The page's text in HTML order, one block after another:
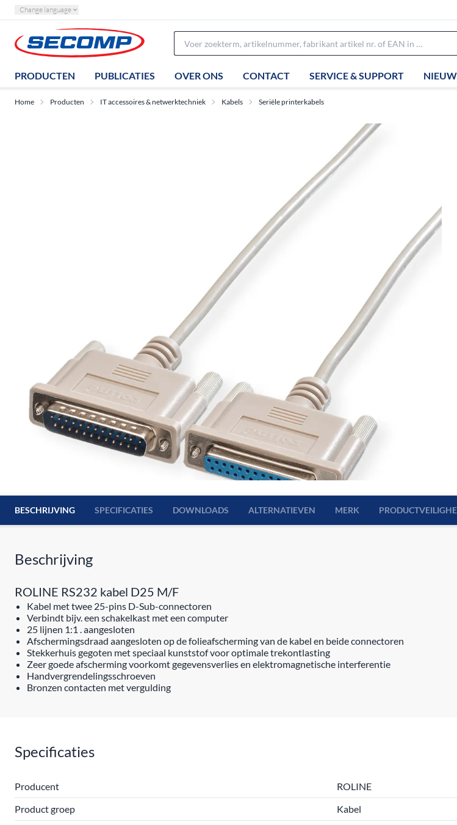
Change language
PRODUCTEN PUBLICATIES OVER ONS CONTACT SERVICE & SUPPORT
Home Producten IT accessoires & netwerktechniek Kabels Seriële printerkabels
BESCHRIJVING SPECIFICATIES DOWNLOADS ALTERNATIEVEN MERK
Beschrijving
ROLINE RS232 kabel D25 M/F
Kabel met twee 25-pins D-Sub-connectoren
Verbindt bijv. een schakelkast met een computer
25 lijnen 1:1 . aangesloten
Afschermingsdraad aangesloten op de folieafscherming van de kabel en beide connectoren
Stekkerhuis gegoten met speciaal kunststof voor optimale trekontlasting
Zeer goede afscherming voorkomt gegevensverlies en elektromagnetische interferentie
Handvergrendelingsschroeven
Bronzen contacten met vergulding
Specificaties
Producent
ROLINE
Product groep
Kabel